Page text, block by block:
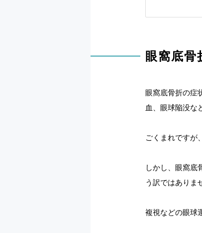
眼窩底骨
眼窩底骨折の症
血、眼球陥没な
ごくまれですが
しかし、眼窩底
う訳ではありま
複視などの眼球